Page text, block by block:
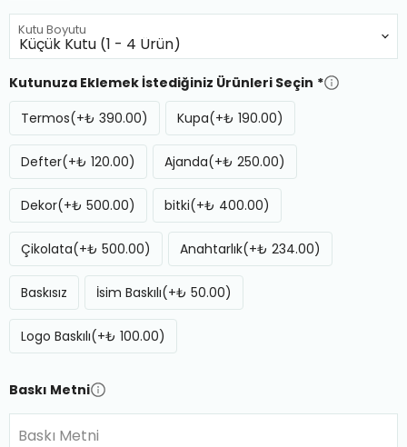
Kutu Boyutu
Kutunuza Eklemek İstediğiniz Ürünleri Seçin *
Termos(+₺ 390.00) Kupa(+₺ 190.00)
Defter(+₺ 120.00) Ajanda(+₺ 250.00)
Dekor(+₺ 500.00) bitki(+₺ 400.00)
Çikolata(+₺ 500.00) Anahtarlık(+₺ 234.00)
Baskısız İsim Baskılı(+₺ 50.00)
Logo Baskılı(+₺ 100.00)
Baskı Metni
Baskı Metni